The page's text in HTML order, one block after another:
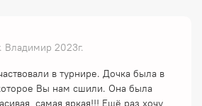
Владимир 2023г.
в турнире. Дочка была в
Вы нам сшили. Она была
самая яркая!!! Ещё раз хочу